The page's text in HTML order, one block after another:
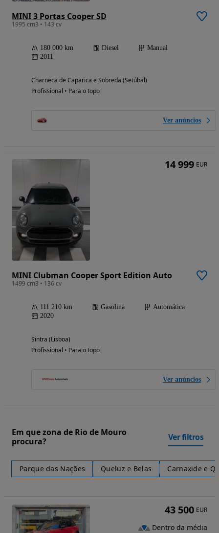
MINI 3 Portas Cooper SD
1995 cm3 • 143 cv
180 000 km Diesel
Manual
2011
Charneca de Caparica e Sobreda (Setúbal)
Profissional • Para o topo
Ver anúncios
MINI Clubman Cooper Sport Edition Auto
1499 cm3 • 136 cv
111 210 km Gasolina
Automática
2020
Sintra (Lisboa)
Profissional • Para o topo
Ver anúncios
14 999 EUR
Em que zona de Rio de Mouro
procura?
Ver filtros
Parque das Nações Queluz e Belas Carnaxide e
43 500 EUR
Dentro da média